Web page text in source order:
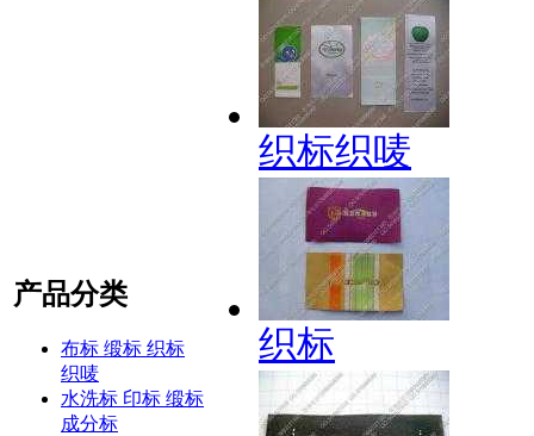
产品分类
布标 缎标 织标
织唛
水洗标 印标 缎标
成分标
织标织唛
织标